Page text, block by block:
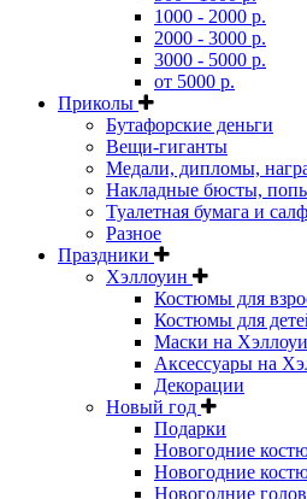
1000 - 2000 р.
2000 - 3000 р.
3000 - 5000 р.
от 5000 р.
Приколы
Бутафорские деньги
Вещи-гиганты
Медали, дипломы,
Накладные бюсты,
Туалетная бумага и
Разное
Праздники
Хэллоуин
Костюмы для
Костюмы для
Маски на
Аксессуары на
Декорации
Новый год
Подарки
Новогодние
Новогодние
Новогодние